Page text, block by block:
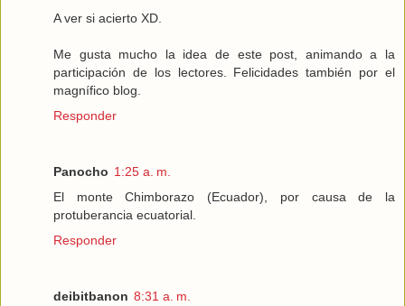
A ver si acierto XD.
Me gusta mucho la idea de este post, animando a la
participación de los lectores. Felicidades también por el
magnífico blog.
Responder
Panocho 1:25 a. m.
El monte Chimborazo (Ecuador), por causa de la
protuberancia ecuatorial.
Responder
deibitbanon 8:31 a. m.